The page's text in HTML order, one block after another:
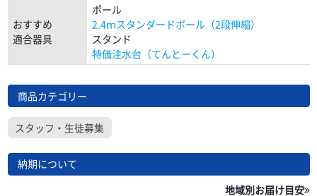
おすすめ
適合器具
ポール
2.4ｍスタンダードポール（2段伸縮）
スタンド
特価注水台（てんとーくん）
商品カテゴリー
スタッフ・生徒募集
納期について
地域別お届け目安